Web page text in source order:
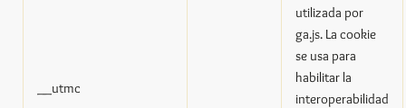
__utmc
utilizada por
ga.js. La cookie
se usa para
habilitar la
interoperabilidad